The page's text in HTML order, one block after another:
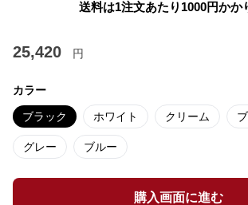
送料は1注文あたり 1000円かか
25,420 円
カラー
ブラック ホワイト クリーム
グレー ブルー
購入画面に進む